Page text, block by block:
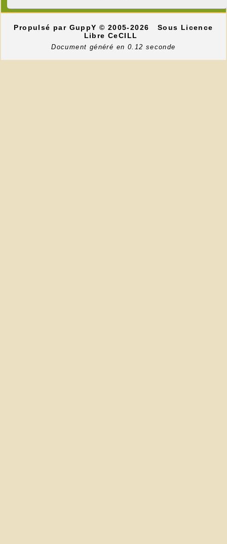
Propulsé par GuppY© 2005-2026
Sous Licence
Libre CeCILL
Document généré en 0.12 seconde